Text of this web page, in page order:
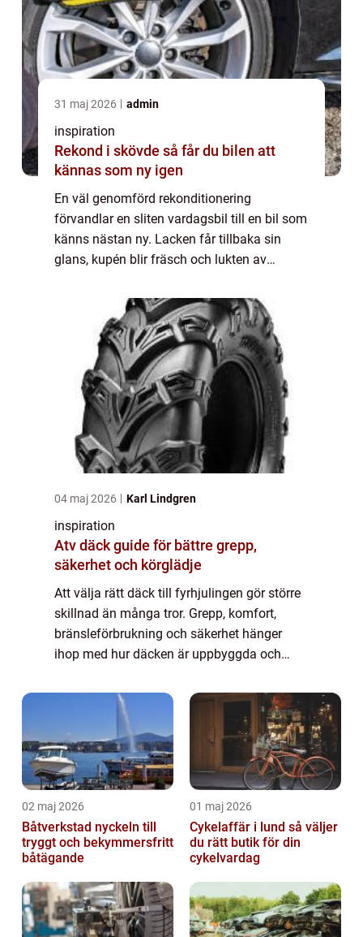
31 maj 2026 admin
inspiration
Rekond i skövde så får du bilen att
kännas som ny igen
En väl genomförd rekonditionering
förvandlar en sliten vardagsbil till en bil som
känns nästan ny. Lacken får tillbaka sin
glans, kupén blir fräsch och lukten av
Skaraborg börjar i dag upptäcka hur stor
04 maj 2026 Karl Lindgren
inspiration
Atv däck guide för bättre grepp,
säkerhet och körglädje
Att välja rätt däck till fyrhjulingen gör större
skillnad än många tror. Grepp, komfort,
bränsleförbrukning och säkerhet hänger
ihop med hur däcken är uppbyggda och
genomtänkta val håller däcken längre,
maskinen ...
02 maj 2026
Båtverkstad nyckeln till
tryggt och bekymmersfritt
båtägande
01 maj 2026
Cykelaffär i lund så väljer
du rätt butik för din
cykelvardag